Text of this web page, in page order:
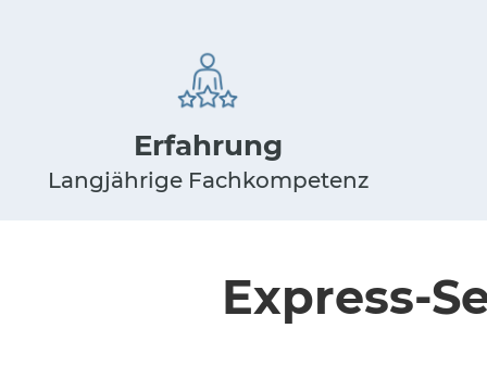
Erfahrung
Langjährige Fachkompetenz
Express-